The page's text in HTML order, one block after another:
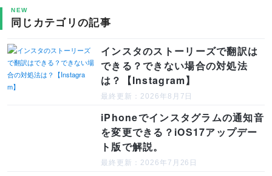
NEW
同じカテゴリの記事
インスタのストーリーズで翻訳は
できる？できない場合の対処法
は？【Instagram】
最終更新：2026年8月7日
iPhoneでインスタグラムの通知音
を変更できる？iOS17アップデー
ト版で解説。
最終更新：2026年7月26日